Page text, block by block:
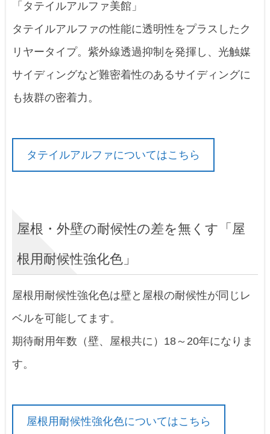
「タテイルアルファ美館」
タテイルアルファの性能に透明性をプラスしたク
リヤータイプ。紫外線透過抑制を発揮し、光触媒
サイディングなど難密着性のあるサイディングに
も抜群の密着力。
タテイルアルファについてはこちら
屋根・外壁の耐候性の差を無くす「屋
根用耐候性強化色」
屋根用耐候性強化色は壁と屋根の耐候性が同じレ
ベルを可能してます。
期待耐用年数（壁、屋根共に）18～20年になりま
す。
屋根用耐候性強化色についてはこちら